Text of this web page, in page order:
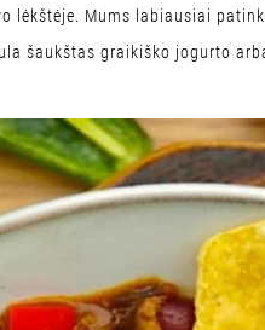
lėkštėje. Mums labiausiai
šaukštas graikiško jogurto